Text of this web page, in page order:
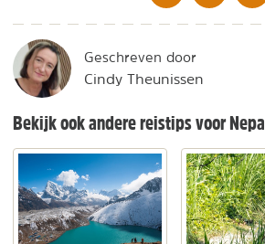
Geschreven door
Cindy Theunissen
Bekijk ook andere reistips voor Nepal